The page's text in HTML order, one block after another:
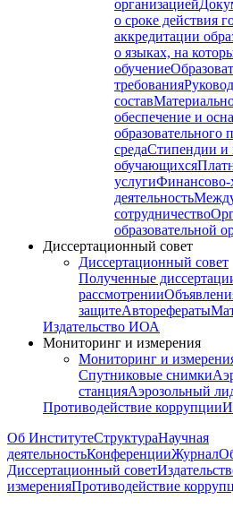
организацией
о сроке действия
аккредитации
о языках, на
обучение
требования
состав
обеспечение и
образовательного
средаСтипендии и
обучающихся
услугиФинансово-
деятельность
сотрудничество
образовательной
Диссертационный совет
Диссертационный совет
Полученные
рассмотрении
защитеАвторефераты
Издательство ИОА
Мониторинг и измерения
Мониторинг и
Спутниковые снимки
станцияАэрозольный
Противодействие коррупции
Об ИнститутеСтруктураНаучная
деятельностьКонференцииЖурнал
Диссертационный совет
измеренияПротиводействие